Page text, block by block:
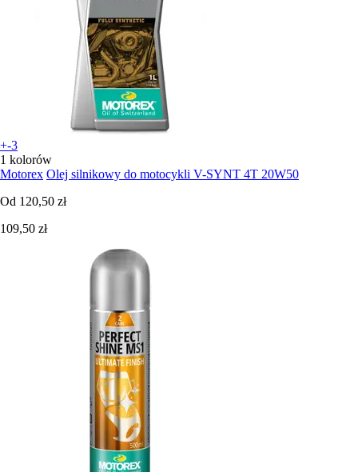
+-3
1 kolorów
Motorex Olej silnikowy do motocykli V-SYNT 4T 20W50
Od 120,50 zł
109,50 zł